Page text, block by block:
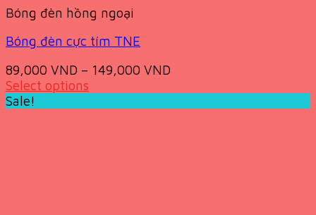
Bóng đèn hồng ngoại
Bóng đèn cực tím TNE
89,000 VND – 149,000 VND
Select options
This
Sale!